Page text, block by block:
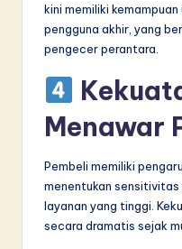
kini memiliki
pengguna akhir, yang
pengecer perantara.
Menawar
Pembeli memiliki
menentukan
layanan yang tinggi.
secara dramatis sejak